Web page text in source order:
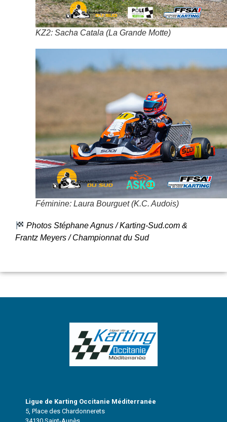
KZ2: Sacha Catala (La Grande Motte)
Féminine: Laura Bourguet (K.C. Audois)
Photos Stéphane Agnus / Karting-Sud.com &
Frantz Meyers / Championnat du Sud
Ligue de Karting Occitanie Méditerranée
5, Place des Chardonnerets